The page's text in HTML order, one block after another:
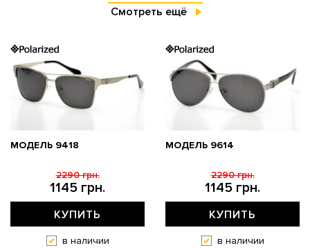
Смотреть ещё
МОДЕЛЬ 9418
1145 грн.
2290 грн.
КУПИТЬ
в наличии
МОДЕЛЬ 9614
1145 грн.
2290 грн.
КУПИТЬ
в наличии